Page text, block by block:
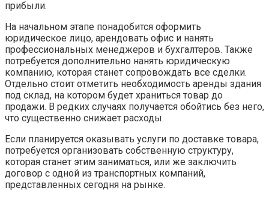
прибыли.
На начальном этапе понадобится оформить
юридическое лицо, арендовать офис и нанять
профессиональных менеджеров и бухгалтеров. Также
потребуется дополнительно нанять юридическую
компанию, которая станет сопровождать все сделки.
Отдельно стоит отметить необходимость аренды здания
под склад, на котором будет храниться товар до
продажи. В редких случаях получается обойтись без него,
что существенно снижает расходы.
Если планируется оказывать услуги по доставке товара,
потребуется организовать собственную структуру,
которая станет этим заниматься, или же заключить
договор с одной из транспортных компаний,
представленных сегодня на рынке.